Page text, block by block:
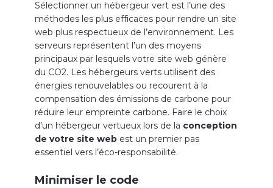
Sélectionner un hébergeur vert est l’une des
méthodes les plus efficaces pour rendre un site
web plus respectueux de l’environnement. Les
serveurs représentent l’un des moyens
principaux par lesquels votre site web génère
du CO2. Les hébergeurs verts utilisent des
énergies renouvelables ou recourent à la
compensation des émissions de carbone pour
réduire leur empreinte carbone. Faire le choix
d’un hébergeur vertueux lors de la conception
de votre site webest un premier pas
essentiel vers l’éco-responsabilité.
Minimiser le code